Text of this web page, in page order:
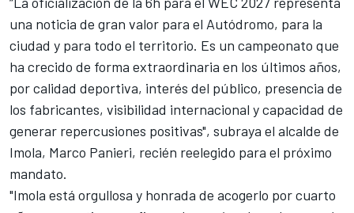
una noticia de gran valor para el Autódromo, para la
ciudad y para todo el territorio. Es un campeonato que
ha crecido de forma extraordinaria en los últimos años,
por calidad deportiva, interés del público, presencia de
los fabricantes, visibilidad internacional y capacidad de
generar repercusiones positivas", subraya el alcalde de
Imola, Marco Panieri, recién reelegido para el próximo
mandato.
"Imola está orgullosa y honrada de acogerlo por cuarto